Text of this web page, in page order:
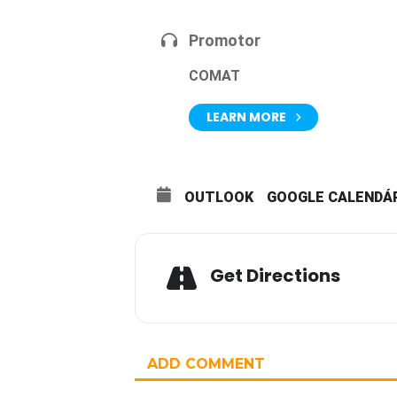
Promotor
COMAT
LEARN MORE
OUTLOOK GOOGLE
Get Directions
ADD COMMENT